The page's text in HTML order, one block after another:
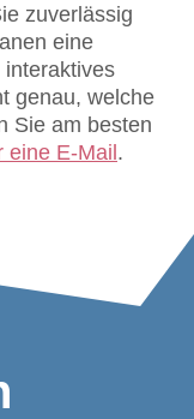
zuverlässig
eine
interaktives
genau, welche
Sie am besten
eine E-Mail.